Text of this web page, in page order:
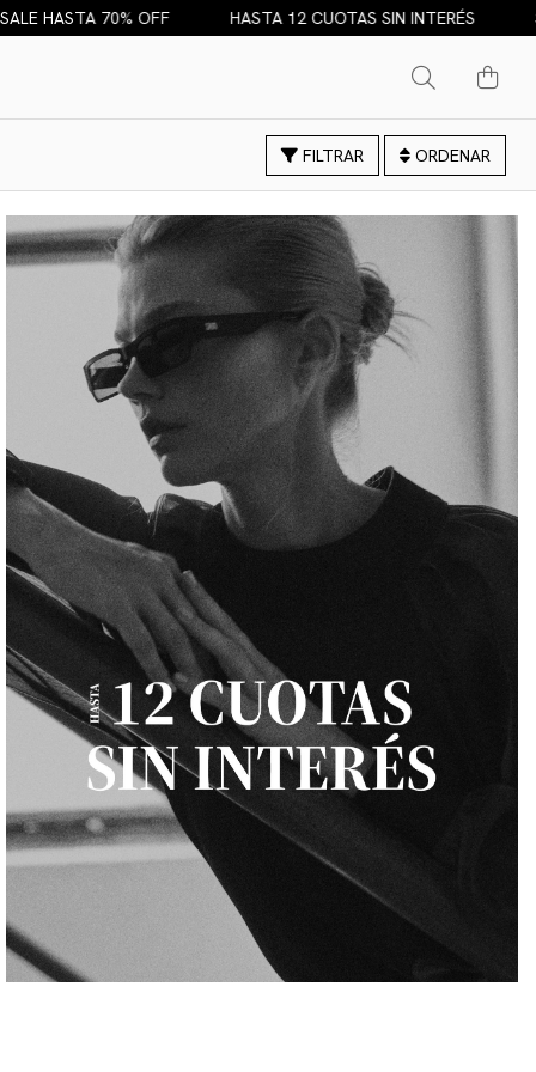
12 CUOTAS SIN INTERÉS SALE HASTA 70% OFF
FILTRAR ORDENAR